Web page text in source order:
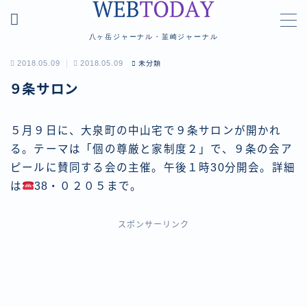
八ヶ岳ジャーナル・韮崎ジャーナル
韮崎エリア
ズームアイ
八ヶ岳自然散策
2018.05.09 2018.05.09 未分類
９条サロン
５月９日に、大泉町の中山宅で９条サロンが開かれ
る。テーマは「個の尊厳と家制度２」で、９条の会ア
ピールに賛同する会の主催。午後１時30分開会。詳細
は
38・０２０５まで。
スポンサーリンク